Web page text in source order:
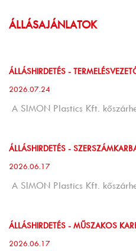
ÁLLÁSAJÁNLATOK
ÁLLÁSHIRDETÉS -
2026.07.24
A SIMON Plastics Kft.
ÁLLÁSHIRDETÉS -
2026.06.17
A SIMON Plastics Kft.
ÁLLÁSHIRDETÉS - MŰSZAKOS
2026.06.17